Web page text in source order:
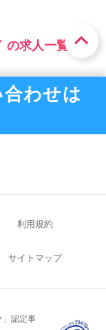
の求人一覧(48)
わせは
利用規約
サイトマップ
」認定事